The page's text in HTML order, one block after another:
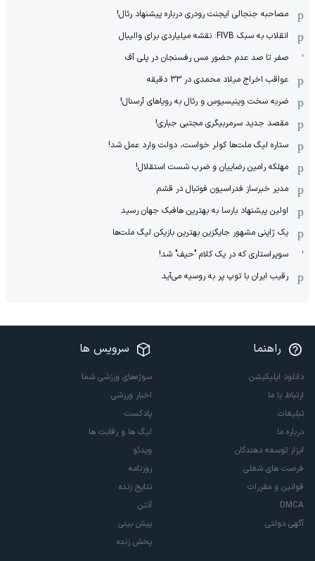
مصاحبه جنجالی ایجنت رودری درباره پیشنهاد رئال!
انقلاب به سبک FIVB: نقشه میلیاردی برای والیبال
صفر تا صد عدم حضور مس رفسنجان در پلی آف
عواقب اخراج میلاد محمدی در 33 دقیقه
ضربه سخت وینیسیوس و رئال به رویاهای آرسنال!
مقصد جدید سرمربیگری مجتبی جباری!
ستاره لیگ ملت‌ها کولر خواست، دولت وارد عمل شد!
مهلکه رامین رضاییان و ضرب شست استقلال!
مدیر خبرساز فدراسیون فوتبال در قشم
اولین پیشنهاد بارسا به بهترین هافبک جهان رسید
یک ژاپنی مشهور جایگزین بهترین بازیکن لیگ ملت‌ها
سوپراستاری که در یک کلام "حیف" شد!
رقیب ایران با توپ پر به روسیه می‌آید
راهنما
دانلود اپلیکیشن
ارتباط با ما
تبلیغات
درباره ما
ابزار توسعه دهندگان
فرصت های شغلی
قوانین و مقررات
DMCA
آگهی دولتی
سرویس ها
سوژه‌های ورزشی شما
اخبار ورزشی
پادکست
لیگ ها و رقابت ها
ویدئو
روزنامه
نتایج زنده
آنتن
پیش بینی
پخش زنده